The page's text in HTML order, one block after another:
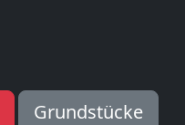
Grundstücke